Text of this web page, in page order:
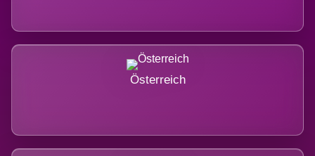
Österreich